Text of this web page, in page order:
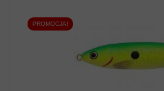
PROMOCJA!